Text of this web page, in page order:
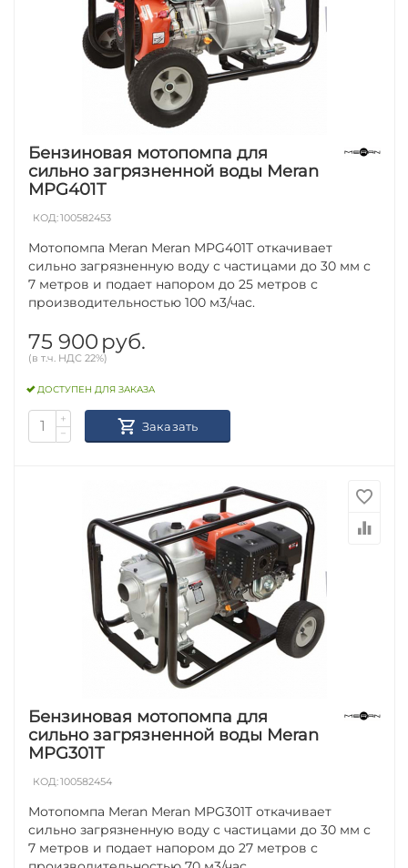
Бензиновая мотопомпа для
сильно загрязненной воды Meran
MPG401T
КОД:100582453
Мотопомпа Meran Meran MPG401T откачивает
сильно загрязненную воду с частицами до 30 мм с
7 метров и подает напором до 25 метров с
производительностью 100 м3/час.
75 900 руб.
(в т.ч. НДС 22%)
ДОСТУПЕН ДЛЯ ЗАКАЗА
+
−
Заказать
Бензиновая мотопомпа для
сильно загрязненной воды Meran
MPG301T
КОД:100582454
Мотопомпа Meran Meran MPG301T откачивает
сильно загрязненную воду с частицами до 30 мм с
7 метров и подает напором до 27 метров с